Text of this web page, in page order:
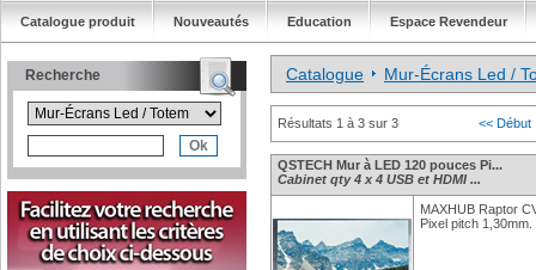
Catalogue produit Nouveautés Education Espace Revendeur
Recherche Catalogue Mur-Écrans Led /
Résultats 1 à 3 sur 3 << Début
QSTECH Mur à LED 120 pouces Pi...
Cabinet qty 4 x 4 USB et HDMI ...
MAXHUB Raptor
Pixel pitch 1,30mm.